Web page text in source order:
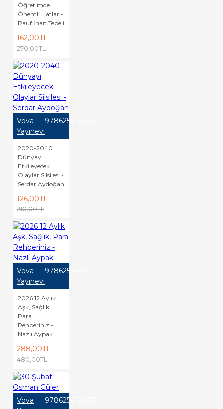
Öğretimde
Önemli Hatlar -
Rauf İnan Tepeli
162,00TL
270,00TL
Vova
Yayınevi
9786256168763
2020-2040
Dünyayı
Etkileyecek
Olaylar Silsilesi -
Serdar Aydoğan
126,00TL
210,00TL
Vova
Yayınevi
9786255645777
2026 12 Aylık
Aşk, Sağlık,
Para
Rehberiniz -
Nazlı Aypak
288,00TL
480,00TL
Vova
9786256168572